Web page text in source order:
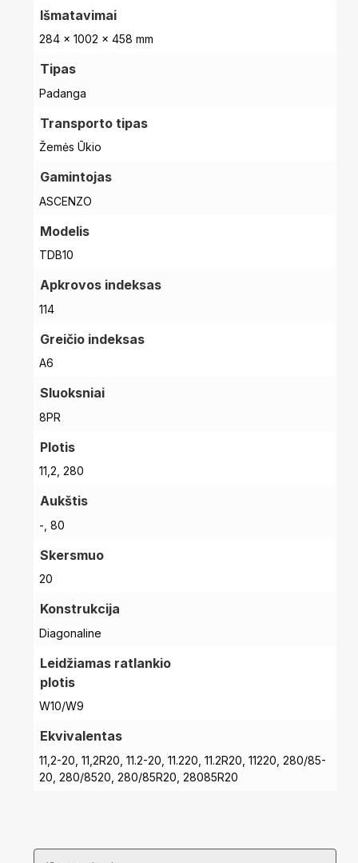
Išmatavimai
284 × 1002 × 458 mm
Tipas
Padanga
Transporto tipas
Žemės Ūkio
Gamintojas
ASCENZO
Modelis
TDB10
Apkrovos indeksas
114
Greičio indeksas
A6
Sluoksniai
8PR
Plotis
11,2, 280
Aukštis
-, 80
Skersmuo
20
Konstrukcija
Diagonaline
Leidžiamas ratlankio
plotis
W10/W9
Ekvivalentas
11,2-20, 11,2R20, 11.2-20, 11.220, 11.2R20, 11220, 280/85-
20, 280/8520, 280/85R20, 28085R20